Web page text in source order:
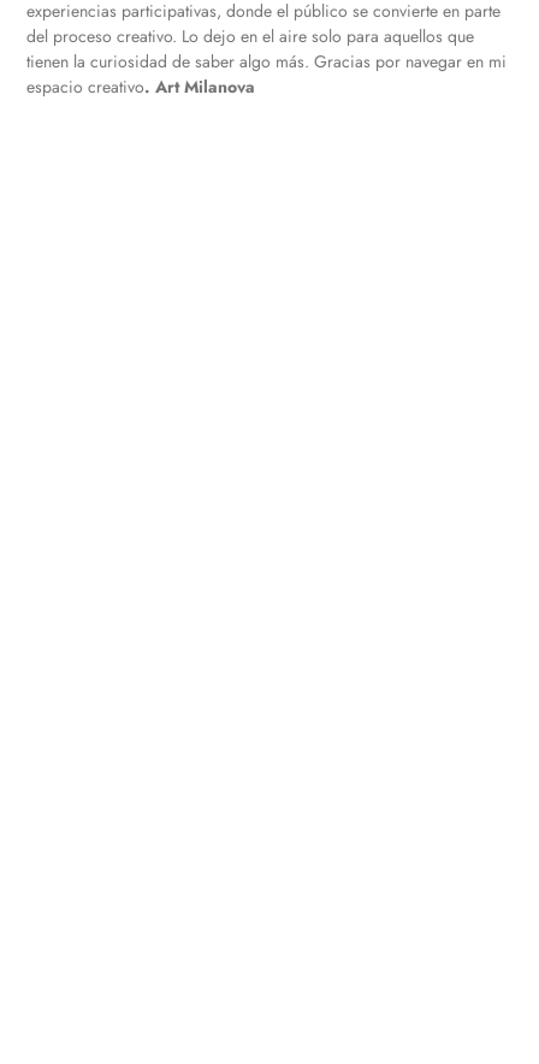
experiencias participativas, donde el público se convierte en parte
del proceso creativo. Lo dejo en el aire solo para aquellos que
tienen la curiosidad de saber algo más. Gracias por navegar en mi
espacio creativo. Art Milanova